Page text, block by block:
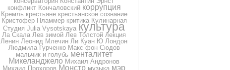
конфликт Кончаловский коррупция
Кремль крестьяне крестьянское сознание
Кристофер Пламмер критика Кулинарная
Студия Julia Vysotskaya культура
Ла Скала Лев зимой Лев Толстой лекция
Ленин Леонид Млечин Ли Куан Ю Лондон
Людмила Гурченко Макс фон Сюдов
мальчик и голубь менталитет
Микеланджело Михаил Андронов
Михаил Прохоров Монстр музыка мэр